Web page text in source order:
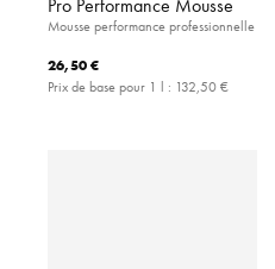
Pro Performance Mousse
Mousse performance professionnelle
26,50 €
Prix de base pour 1 l : 132,50 €